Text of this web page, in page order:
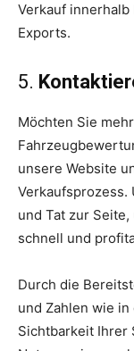
Verkauf innerhalb
Exports.
5.
Möchten Sie
unsere Website
Verkaufsprozess.
und Tat zur
schnell und
Durch die
und Zahlen wie
Sichtbarkeit Ihrer